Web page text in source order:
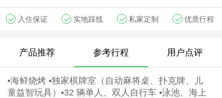
入住保证 实地踩线 私家定制 优质行程
产品推荐 参考行程 用户点评
•海鲜烧烤 •独家棋牌室（自动麻将桌、扑克牌、儿
童益智玩具）•32 辆单人、双人自行车 •泳池、海上